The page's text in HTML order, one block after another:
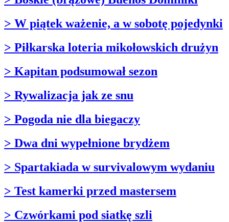
> W piątek ważenie, a w sobotę pojedynki
> Piłkarska loteria mikołowskich drużyn
> Kapitan podsumował sezon
> Rywalizacja jak ze snu
> Pogoda nie dla biegaczy
> Dwa dni wypełnione brydżem
> Spartakiada w survivalowym wydaniu
> Test kamerki przed mastersem
> Czwórkami pod siatkę szli